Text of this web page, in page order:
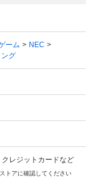
ーム
NEC
グ
レジットカードなど
トアに確認してください